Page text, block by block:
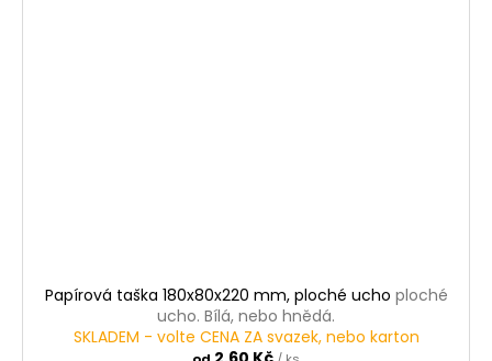
Papírová taška 180x80x220 mm, ploché ucho ploché
ucho. Bílá, nebo hnědá.
SKLADEM - volte CENA ZA svazek, nebo karton